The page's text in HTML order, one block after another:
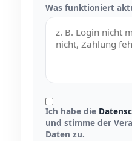
Was funktioniert
Ich habe die
und stimme der
Daten zu.